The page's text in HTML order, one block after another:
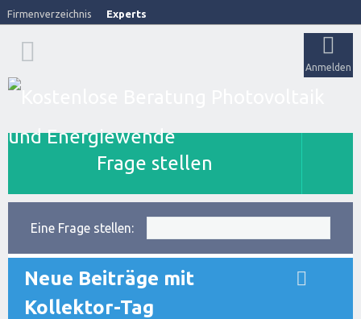
Firmenverzeichnis Experts
Anmelden
Frage stellen
Eine Frage stellen:
Neue Beiträge mit
Kollektor-Tag